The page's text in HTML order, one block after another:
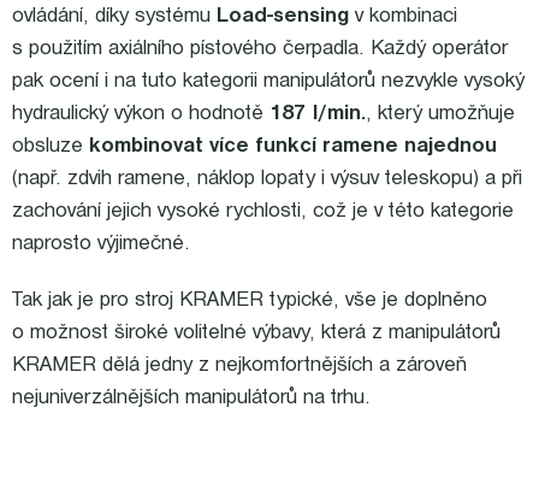
ovládání, díky systému Load-sensing v kombinaci
s použitím axiálního pístového čerpadla. Každý operátor
pak ocení i na tuto kategorii manipulátorů nezvykle vysoký
hydraulický výkon o hodnotě 187 l/min., který umožňuje
obsluze kombinovat více funkcí ramene najednou
(např. zdvih ramene, náklop lopaty i výsuv teleskopu) a při
zachování jejich vysoké rychlosti, což je v této kategorie
naprosto výjimečné.
Tak jak je pro stroj KRAMER typické, vše je doplněno
o možnost široké volitelné výbavy, která z manipulátorů
KRAMER dělá jedny z nejkomfortnějších a zároveň
nejuniverzálnějších manipulátorů na trhu.